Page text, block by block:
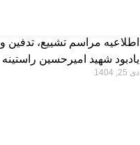
اطلاعیه مراسم تشییع، تدفین و
یادبود شهید امیرحسین راستینه
دی 25, 1404